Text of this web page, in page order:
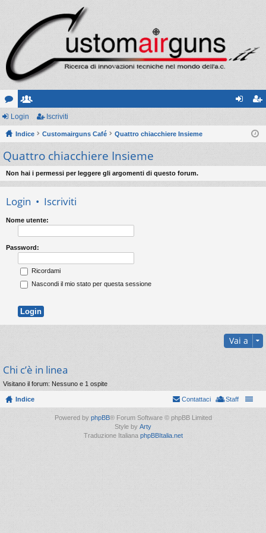
or
u
m
sc
ritt
i
riv
Login Iscriviti
Indice Customairguns Café Quattro chiacchiere Insieme
Quattro chiacchiere Insieme
Non hai i permessi per leggere gli argomenti di questo forum.
Login • Iscriviti
Nome utente:
Password:
Ricordami
Nascondi il mio stato per questa sessione
Vai a
Chi c’è in linea
Visitano il forum: Nessuno e 1 ospite
Indice Staff
Contattaci
Powered by phpBB® Forum Software © phpBB Limited
Style by Arty
Traduzione Italiana phpBBItalia.net